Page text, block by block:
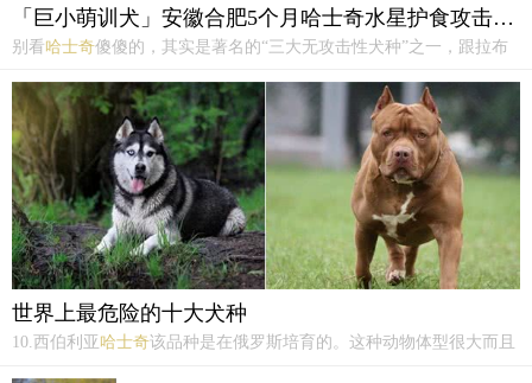
「巨小萌训犬」安徽合肥5个月哈士奇水星护食攻击训练案例
别看哈士奇傻傻的，其实是著名的“三大无攻击性犬种”之一，跟拉布
善，并不是完全没有攻击性。如果 哈士奇
被严重刺激，或者从小养成
坏习惯，也可能会攻击人。
世界上最危险的十大犬种
10.西伯利亚 哈士奇该品种是在俄罗斯培育的。这种动物体型很大而且